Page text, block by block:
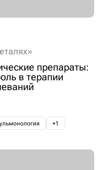
препараты:
в терапии
+1